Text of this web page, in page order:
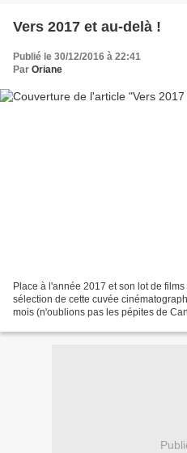
Vers 2017 et au-delà !
Publié le 30/12/2016 à 22:41
Par Oriane
Place à l'année 2017 et son lot de
sélection de cette cuvée
mois (n'oublions pas les pépites de